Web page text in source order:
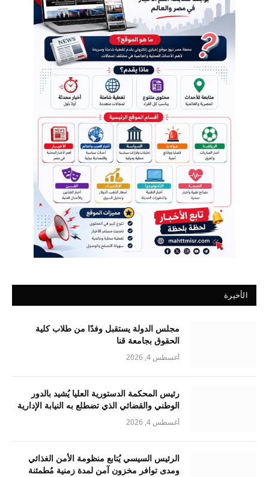
الأخيرة
مجلس الدولة يستقبل وفدًا من طلاب كلية
الحقوق بجامعة قنا
أغسطس 4, 2026
رئيس المحكمة الدستورية العليا يُشيد بالدور
الوطني والقضائي الذي تضطلع به النيابة الإدارية
أغسطس 4, 2026
الرئيس السيسي يُتابع منظومة الأمن الغذائي
ومدى توافر مخزون آمن لمدة زمنية مُطمئنة